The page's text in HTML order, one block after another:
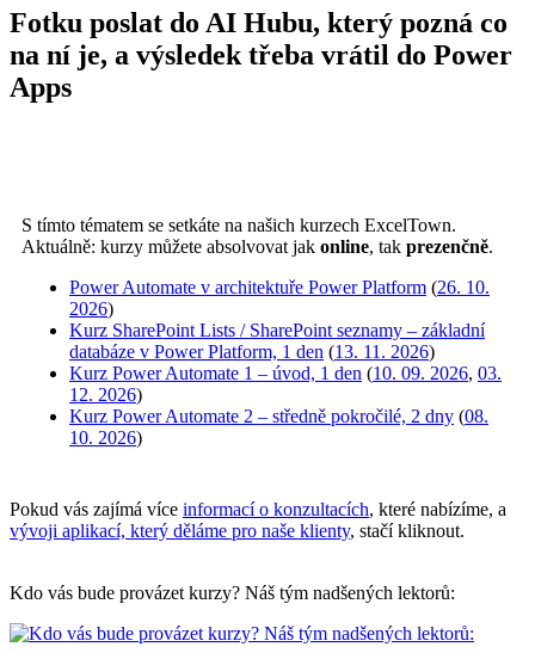
Fotku poslat do AI Hubu, který pozná co
na ní je, a výsledek třeba vrátil do Power
Apps
S tímto tématem se setkáte na našich kurzech ExcelTown.
Aktuálně: kurzy můžete absolvovat jak online, tak prezenčně.
Power Automate v architektuře Power Platform (26. 10.
2026)
Kurz SharePoint Lists / SharePoint seznamy – základní
databáze v Power Platform, 1 den (13. 11. 2026)
Kurz Power Automate 1 – úvod, 1 den (10. 09. 2026, 03.
12. 2026)
Kurz Power Automate 2 – středně pokročilé, 2 dny (08.
10. 2026)
Pokud vás zajímá více informací o konzultacích, které nabízíme, a
vývoji aplikací, který děláme pro naše klienty, stačí kliknout.
Kdo vás bude provázet kurzy? Náš tým nadšených lektorů: